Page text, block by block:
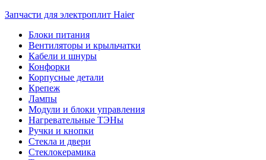
Запчасти для электроплит Haier
Блоки питания
Вентиляторы и крыльчатки
Кабели и шнуры
Конфорки
Корпусные детали
Крепеж
Лампы
Модули и блоки управления
Нагревательные ТЭНы
Ручки и кнопки
Стекла и двери
Стеклокерамика